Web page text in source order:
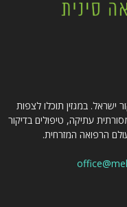
ישראל. במגזין תוכלו לצפות
עתיקה, טיפולים בדיקור
הרפואה המזרחית.